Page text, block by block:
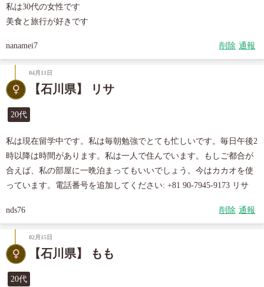
私は30代の女性です
美食と旅行が好きです
nanamei7 削除 通報
04月11日
【石川県】 リサ
20代
私は現在留学中です。私は毎朝勉強でとても忙しいです。毎日午後2
時以降は時間があります。私は一人で住んでいます。もしご都合が
合えば、私の部屋に一晩泊まってもいいでしょう。今はカカオを使
っています。電話番号を追加してください: +81 90-7945-9173 リサ
nds76 削除 通報
02月15日
【石川県】 もも
20代